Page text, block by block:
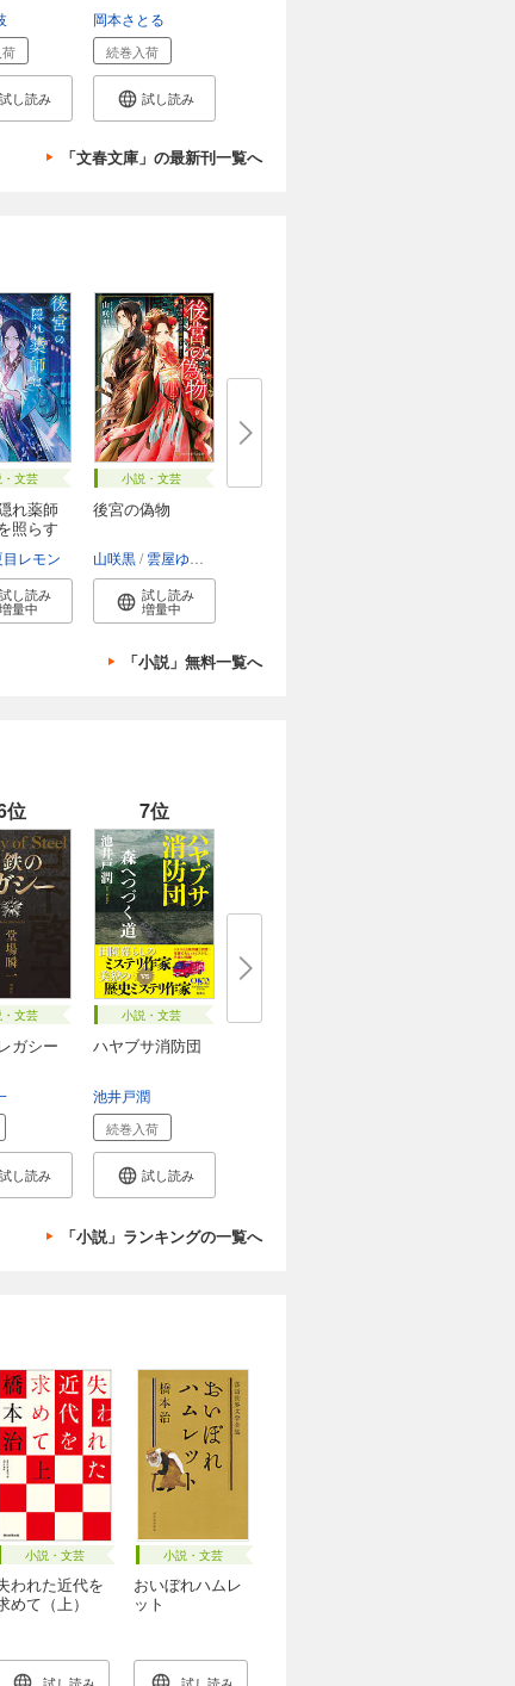
試し読み
岡本さとる
続巻入荷
試し読み
「文春文庫」の最新刊一覧へ
文芸
れ薬師
照らす
目レモン
試し読み
増量中
小説・文芸
後宮の偽物
山咲黒 雲屋ゆきお
試し読み
増量中
「小説」無料一覧へ
位
文芸
ガシー
試し読み
7位
小説・文芸
ハヤブサ消防団
池井戸潤
続巻入荷
試し読み
「小説」ランキングの一覧へ
小説・文芸
われた近代を
めて（上）
小説・文芸
おいぼれハムレ
ット